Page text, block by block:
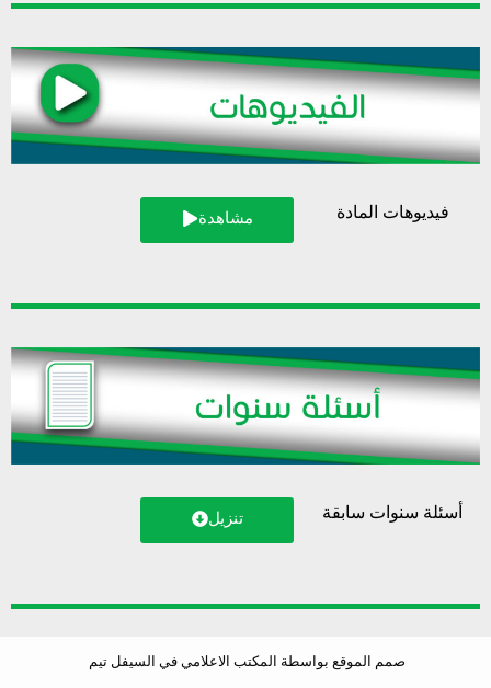
فيديوهات المادة مشاهدة
أسئلة سنوات سابقة تنزيل
صمم الموقع بواسطة المكتب الاعلامي في السيفل تيم